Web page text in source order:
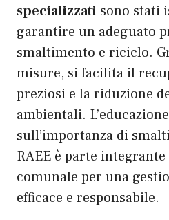
specializzati sono stati
garantire un adeguato
smaltimento e riciclo.
misure, si facilita il
preziosi e la riduzione
ambientali.
sull’importanza di
RAEE è parte
comunale per una
efficace e responsabile.